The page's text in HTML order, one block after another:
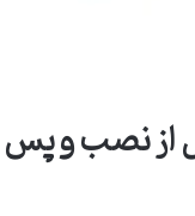
از نصب و